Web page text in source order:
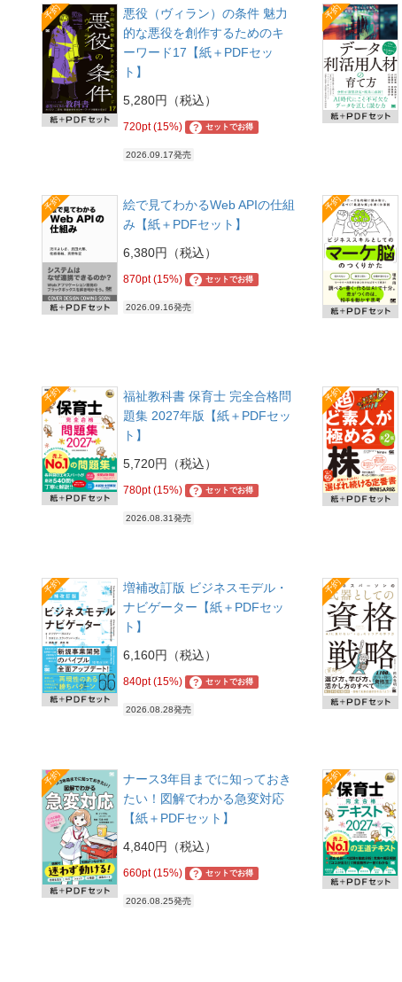
予約
悪役（ヴィラン）の条件 魅力
的な悪役を創作するためのキ
ーワード17【紙＋PDFセッ
ト】
5,280円（税込）
720pt (15%) ? セットでお得
2026.09.17発売
予約
予約
絵で見てわかるWeb APIの仕組
み【紙＋PDFセット】
6,380円（税込）
870pt (15%) ? セットでお得
2026.09.16発売
予約
予約
福祉教科書 保育士 完全合格問
題集 2027年版【紙＋PDFセッ
ト】
5,720円（税込）
780pt (15%) ? セットでお得
2026.08.31発売
予約
予約
増補改訂版 ビジネスモデル・
ナビゲーター【紙＋PDFセッ
ト】
6,160円（税込）
840pt (15%) ? セットでお得
2026.08.28発売
予約
予約
ナース3年目までに知っておき
たい！図解でわかる急変対応
【紙＋PDFセット】
4,840円（税込）
660pt (15%) ? セットでお得
2026.08.25発売
予約